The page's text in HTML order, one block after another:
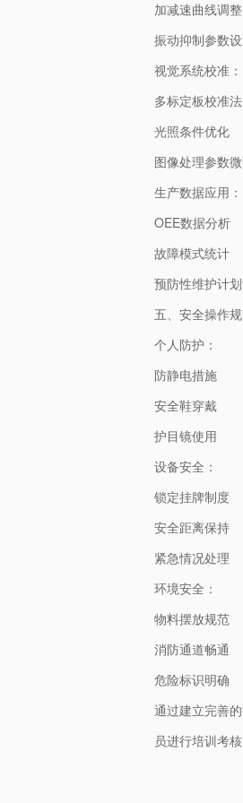
加减速曲线调整
振动抑制参数
视觉系统校准：
多标定板校准法
光照条件优化
图像处理参数
生产数据应用：
OEE数据分析
故障模式统计
预防性维护计
五、安全操作
个人防护：
防静电措施
安全鞋穿戴
护目镜使用
设备安全：
锁定挂牌制度
安全距离保持
紧急情况处理
环境安全：
物料摆放规范
消防通道畅通
危险标识明确
通过建立完善
员进行培训考